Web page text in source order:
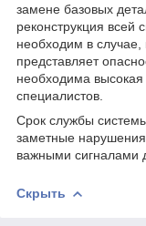
замене базовых
реконструкция всей
необходим в случае,
представляет
необходима
специалистов.
Срок службы
заметные
важными сигналами
Скрыть